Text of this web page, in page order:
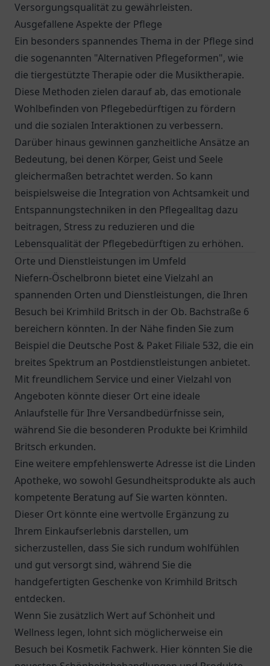
Versorgungsqualität zu gewährleisten.
Ausgefallene Aspekte der Pflege
Ein besonders spannendes Thema in der Pflege sind
die sogenannten "Alternativen Pflegeformen", wie
die tiergestützte Therapie oder die Musiktherapie.
Diese Methoden zielen darauf ab, das emotionale
Wohlbefinden von Pflegebedürftigen zu fördern
und die sozialen Interaktionen zu verbessern.
Darüber hinaus gewinnen ganzheitliche Ansätze an
Bedeutung, bei denen Körper, Geist und Seele
gleichermaßen betrachtet werden. So kann
beispielsweise die Integration von Achtsamkeit und
Entspannungstechniken in den Pflegealltag dazu
beitragen, Stress zu reduzieren und die
Lebensqualität der Pflegebedürftigen zu erhöhen.
Orte und Dienstleistungen im Umfeld
Niefern-Öschelbronn bietet eine Vielzahl an
spannenden Orten und Dienstleistungen, die Ihren
Besuch bei Krimhild Britsch in der Ob. Bachstraße 6
bereichern könnten. In der Nähe finden Sie zum
Beispiel die Deutsche Post & Paket Filiale 532, die ein
breites Spektrum an Postdienstleistungen anbietet.
Mit freundlichem Service und einer Vielzahl von
Angeboten könnte dieser Ort eine ideale
Anlaufstelle für Ihre Versandbedürfnisse sein,
während Sie die besonderen Produkte bei Krimhild
Britsch erkunden.
Eine weitere empfehlenswerte Adresse ist die Linden
Apotheke, wo sowohl Gesundheitsprodukte als auch
kompetente Beratung auf Sie warten könnten.
Dieser Ort könnte eine wertvolle Ergänzung zu
Ihrem Einkaufserlebnis darstellen, um
sicherzustellen, dass Sie sich rundum wohlfühlen
und gut versorgt sind, während Sie die
handgefertigten Geschenke von Krimhild Britsch
entdecken.
Wenn Sie zusätzlich Wert auf Schönheit und
Wellness legen, lohnt sich möglicherweise ein
Besuch bei Kosmetik Fachwerk. Hier könnten Sie die